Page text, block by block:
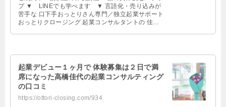
プ ▼ LINEでも学べます ▼ 言語化・売り込みが
苦手な 口下手おっとりさん専門／独立起業サポート
おっとりクロージング 起業コンサルタントの 佳代
起業デビュー１ヶ月で 体験募集は２日で満
席になった高橋佳代の起業コンサルティング
の口コミ
https://ottori-closing.com/934